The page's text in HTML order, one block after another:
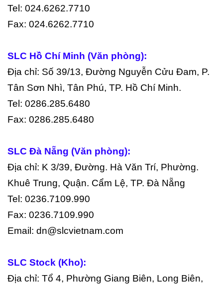
Tel: 024.6262.7710
Fax: 024.6262.7710
SLC Hồ Chí Minh (Văn phòng):
Địa chỉ: Số 39/13, Đường Nguyễn Cửu Đam, P.
Tân Sơn Nhì, Tân Phú, TP. Hồ Chí Minh.
Tel: 0286.285.6480
Fax: 0286.285.6480
SLC Đà Nẵng (Văn phòng):
Địa chỉ: K 3/39, Đường. Hà Văn Trí, Phường.
Khuê Trung, Quận. Cẩm Lệ, TP. Đà Nẵng
Tel: 0236.7109.990
Fax: 0236.7109.990
Email: dn@slcvietnam.com
SLC Stock (Kho):
Địa chỉ: Tổ 4, Phường Giang Biên, Long Biên,